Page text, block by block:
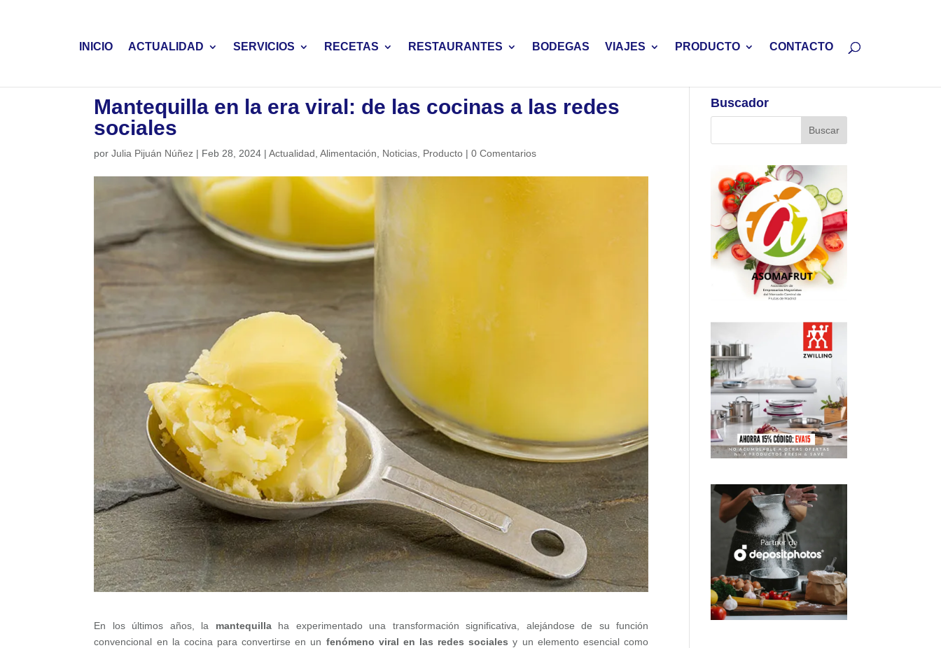
INICIO ACTUALIDAD SERVICIOS RECETAS RESTAURANTES BODEGAS VIAJES PRODUCTO CONTACTO
Mantequilla en la era viral: de las cocinas a las redes
sociales
porJulia Pijuán Núñez | Feb 28, 2024 |Actualidad ,Alimentación Noticias Producto |0 Comentarios
En los últimos años, la mantequillaha experimentado una transformación significativa, alejándose de su función
convencional en la cocina para convertirse en un fenómeno viral en las redes sociales y un elemento esencial como
Buscador